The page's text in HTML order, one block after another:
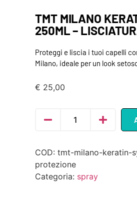
TMT MILANO
250ML –
Proteggi e liscia i tuoi capelli
Milano, ideale per un look
€ 25,00
COD: tmt-milano-keratin-
protezione
Categoria: spray